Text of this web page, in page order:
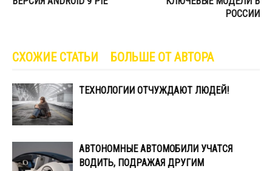
РОССИИ
СХОЖИЕ СТАТЬИ БОЛЬШЕ ОТ АВТОРА
ТЕХНОЛОГИИ ОТЧУЖДАЮТ ЛЮДЕЙ!
АВТОНОМНЫЕ АВТОМОБИЛИ УЧАТСЯ
ВОДИТЬ, ПОДРАЖАЯ ДРУГИМ